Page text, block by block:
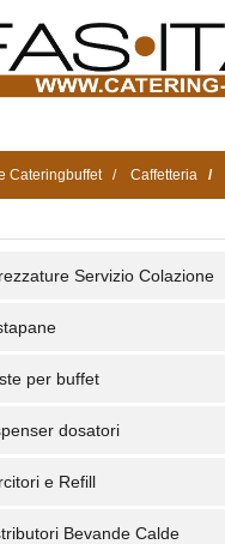
Cateringbuffet Caffetteria
Servizio Colazione
per buffet
dosatori
e Refill
Bevande Calde